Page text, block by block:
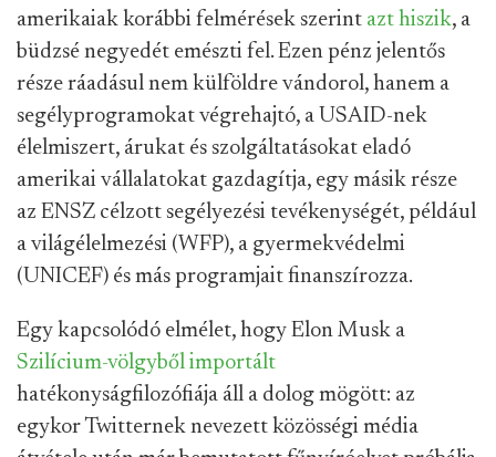
amerikaiak korábbi felmérések szerint azt hiszik, a
büdzsé negyedét emészti fel. Ezen pénz jelentős
része ráadásul nem külföldre vándorol, hanem a
segélyprogramokat végrehajtó, a USAID-nek
élelmiszert, árukat és szolgáltatásokat eladó
amerikai vállalatokat gazdagítja, egy másik része
az ENSZ célzott segélyezési tevékenységét, például
a világélelmezési (WFP), a gyermekvédelmi
(UNICEF) és más programjait finanszírozza.
Egy kapcsolódó elmélet, hogy Elon Musk a
Szilícium-völgyből importált
hatékonyságfilozófiája áll a dolog mögött: az
egykor Twitternek nevezett közösségi média